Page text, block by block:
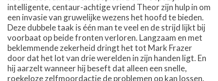
intelligente, centaur-achtige vriend Theor zijn hulp in om
een invasie van gruwelijke wezens het hoofd te bieden.
Deze dubbele taak is één man te veel en de strijd lijkt bij
voorbaat op beide fronten verloren. Langzaam en met
beklemmende zekerheid dringt het tot Mark Frazer
door dat het lot van drie werelden in zijn handen ligt. En
hij aarzelt wanneer hij beseft dat alleen een snelle,
roekeloze zelfmoordactie de problemen op kan lossen.